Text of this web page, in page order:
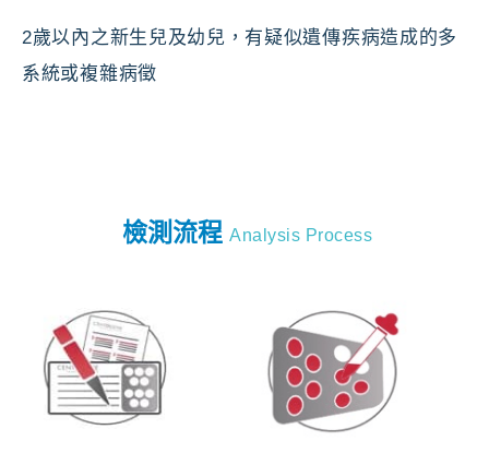
2歲以內之新生兒及幼兒，有疑似遺傳疾病造成的多
系統或複雜病徵
檢測流程 Analysis Process